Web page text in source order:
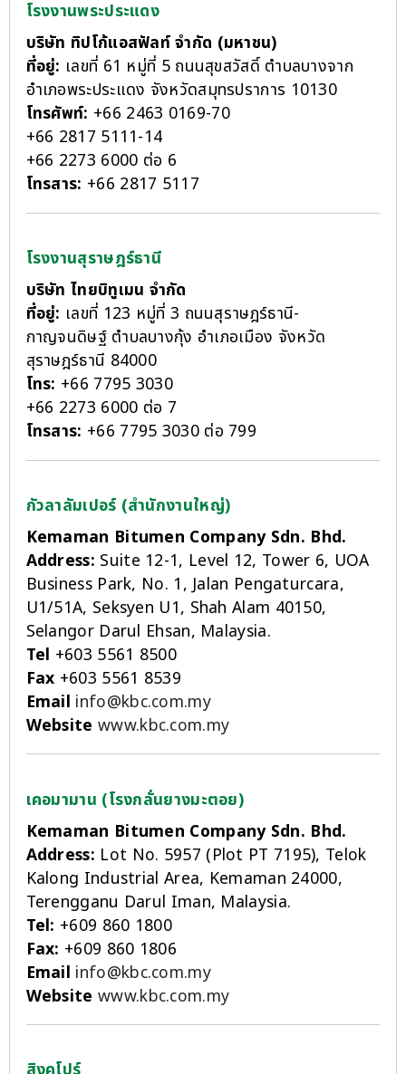
โรงงานพระประแดง
บริษัท ทิปโก้แอสฟัลท์ จำกัด (มหาชน)
ที่อยู่: เลขที่ 61 หมู่ที่ 5 ถนนสุขสวัสดิ์ ตำบลบางจาก
อำเภอพระประแดง จังหวัดสมุทรปราการ 10130
โทรศัพท์: +66 2463 0169-70
+66 2817 5111-14
+66 2273 6000 ต่อ 6
โทรสาร: +66 2817 5117
โรงงานสุราษฎร์ธานี
บริษัท ไทยบิทูเมน จำกัด
ที่อยู่: เลขที่ 123 หมู่ที่ 3 ถนนสุราษฎร์ธานี-
กาญจนดิษฐ์ ตำบลบางกุ้ง อำเภอเมือง จังหวัด
สุราษฎร์ธานี 84000
โทร: +66 7795 3030
+66 2273 6000 ต่อ 7
โทรสาร: +66 7795 3030 ต่อ 799
กัวลาลัมเปอร์ (สำนักงานใหญ่)
Kemaman Bitumen Company Sdn. Bhd.
Address: Suite 12-1, Level 12, Tower 6, UOA
Business Park, No. 1, Jalan Pengaturcara,
U1/51A, Seksyen U1, Shah Alam 40150,
Selangor Darul Ehsan, Malaysia.
Tel +603 5561 8500
Fax +603 5561 8539
Email info@kbc.com.my
Website www.kbc.com.my
เคอมามาน (โรงกลั่นยางมะตอย)
Kemaman Bitumen Company Sdn. Bhd.
Address: Lot No. 5957 (Plot PT 7195), Telok
Kalong Industrial Area, Kemaman 24000,
Terengganu Darul Iman, Malaysia.
Tel: +609 860 1800
Fax: +609 860 1806
Email info@kbc.com.my
Website www.kbc.com.my